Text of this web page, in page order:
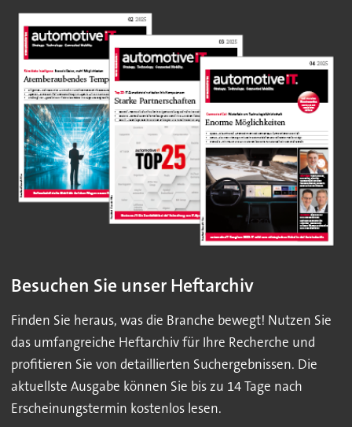
Besuchen Sie unser Heftarchiv
Finden Sie heraus, was die Branche bewegt! Nutzen Sie
das umfangreiche Heftarchiv für Ihre Recherche und
profitieren Sie von detaillierten Suchergebnissen. Die
aktuellste Ausgabe können Sie bis zu 14 Tage nach
Erscheinungstermin kostenlos lesen.